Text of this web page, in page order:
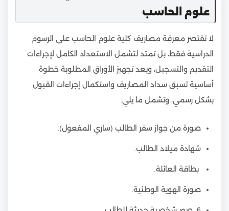
علوم الحاسب
لا تقتصر معرفة مصاريف كلية علوم الحاسب على الرسوم
الدراسية فقط، بل تمتد لتشمل الاستعداد الكامل لإجراءات
التقديم والتسجيل، ويعد تجهيز الأوراق المطلوبة خطوة
أساسية تسبق سداد المصاريف واستكمال إجراءات القبول
بشكل رسمي، وتشمل ما يلي:
صورة من جواز سفر الطالب (ساري المفعول).
شهادة ميلاد الطالب.
بطاقة العائلة.
صورة الهوية الوطنية.